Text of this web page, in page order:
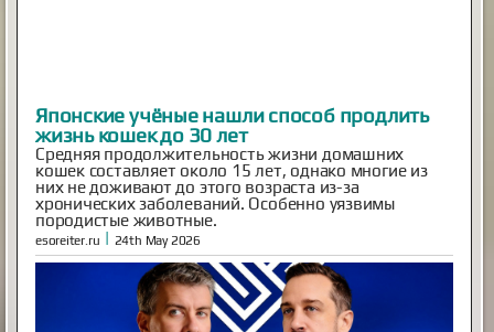
Inescapable is Live!
Ben and Aaron—the Mysterious Universe founders—are
back! Inescapable is live. Episode One is streaming now.
Already an MU Plus+ subscriber? Your membership now
includes full access to Inescapable and exclusive Plus+
content at no extra cost. New to Plus+? Subscribe
before April 14th to unlock permanent dual access to
both Mysterious Univers...
mysteriousuniverse.org | 14th Feb 2026